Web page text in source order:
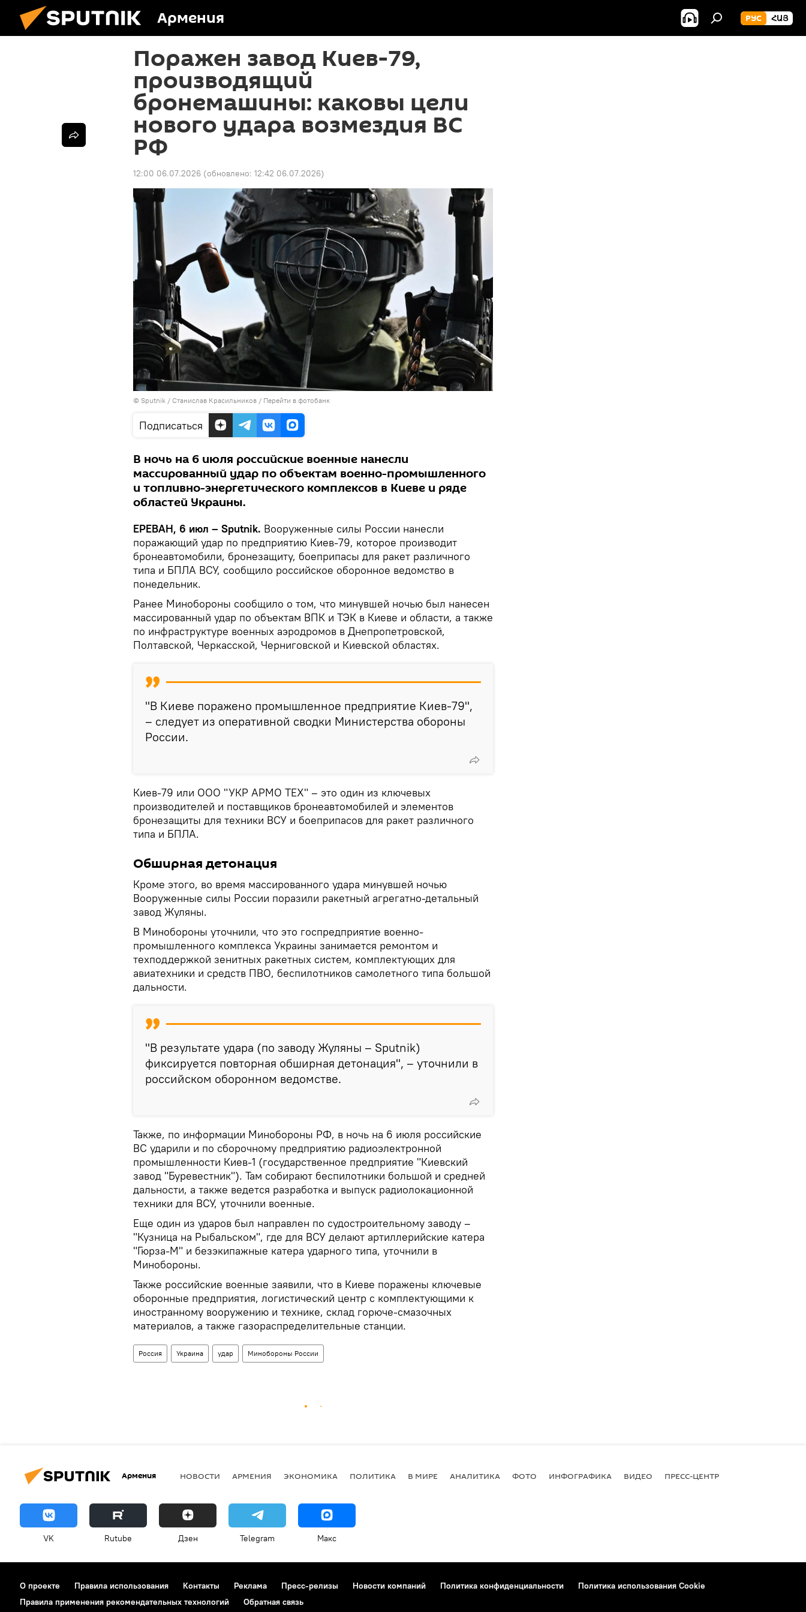
Армения РУС ՀԱՅ
Поражен завод Киев-79,
производящий
бронемашины: каковы цели
нового удара возмездия ВС
РФ
12:00 06.07.2026 (обновлено: 12:42 06.07.2026)
© Sputnik / Станислав Красильников / Перейти в фотобанк
Подписаться
В ночь на 6 июля российские военные нанесли
массированный удар по объектам военно-промышленного
и топливно-энергетического комплексов в Киеве и ряде
областей Украины.
ЕРЕВАН, 6 июл – Sputnik. Вооруженные силы России нанесли
поражающий удар по предприятию Киев-79, которое производит
бронеавтомобили, бронезащиту, боеприпасы для ракет различного
типа и БПЛА ВСУ, сообщило российское оборонное ведомство в
понедельник.
Ранее Минобороны сообщило о том, что минувшей ночью был нанесен
массированный удар по объектам ВПК и ТЭК в Киеве и области, а также
по инфраструктуре военных аэродромов в Днепропетровской,
Полтавской, Черкасской, Черниговской и Киевской областях.
"В Киеве поражено промышленное предприятие Киев-79",
– следует из оперативной сводки Министерства обороны
России.
Киев-79 или ООО "УКР АРМО ТЕХ" – это один из ключевых
производителей и поставщиков бронеавтомобилей и элементов
бронезащиты для техники ВСУ и боеприпасов для ракет различного
типа и БПЛА.
Обширная детонация
Кроме этого, во время массированного удара минувшей ночью
Вооруженные силы России поразили ракетный агрегатно-детальный
завод Жуляны.
В Минобороны уточнили, что это госпредприятие военно-
промышленного комплекса Украины занимается ремонтом и
техподдержкой зенитных ракетных систем, комплектующих для
авиатехники и средств ПВО, беспилотников самолетного типа большой
дальности.
"В результате удара (по заводу Жуляны – Sputnik)
фиксируется повторная обширная детонация", – уточнили в
российском оборонном ведомстве.
Также, по информации Минобороны РФ, в ночь на 6 июля российские
ВС ударили и по сборочному предприятию радиоэлектронной
промышленности Киев-1 (государственное предприятие "Киевский
завод "Буревестник"). Там собирают беспилотники большой и средней
дальности, а также ведется разработка и выпуск радиолокационной
техники для ВСУ, уточнили военные.
Еще один из ударов был направлен по судостроительному заводу –
"Кузница на Рыбальском", где для ВСУ делают артиллерийские катера
"Гюрза-М" и безэкипажные катера ударного типа, уточнили в
Минобороны.
Также российские военные заявили, что в Киеве поражены ключевые
оборонные предприятия, логистический центр с комплектующими к
иностранному вооружению и технике, склад горюче-смазочных
материалов, а также газораспределительные станции.
Россия Украина удар Минобороны России
Армения НОВОСТИ АРМЕНИЯ ЭКОНОМИКА ПОЛИТИКА В МИРЕ АНАЛИТИКА ФОТО ИНФОГРАФИКА ВИДЕО ПРЕСС-ЦЕНТР
VK Rutube Дзен Telegram Макс
О проекте Правила использования Контакты Реклама Пресс-релизы Новости компаний Политика конфиденциальности
Политика использования Cookie
Правила применения рекомендательных технологий
Обратная связь